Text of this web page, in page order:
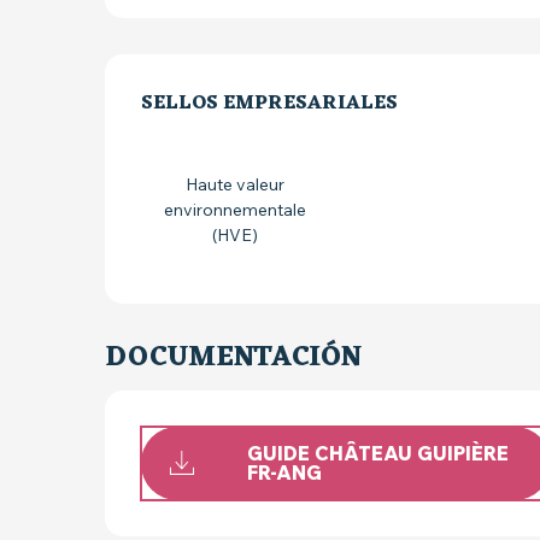
OFERTA DE
SELLOS EMPRESARIALES
SELLOS EMPRESARIALES
Haute valeur
environnementale
(HVE)
DOCUMENTACIÓN
GUIDE CHÂTEAU GUIPIÈRE
FR-ANG